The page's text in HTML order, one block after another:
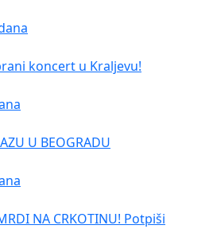
koncert u Kraljevu!
U BEOGRADU
NA CRKOTINU! Potpiši